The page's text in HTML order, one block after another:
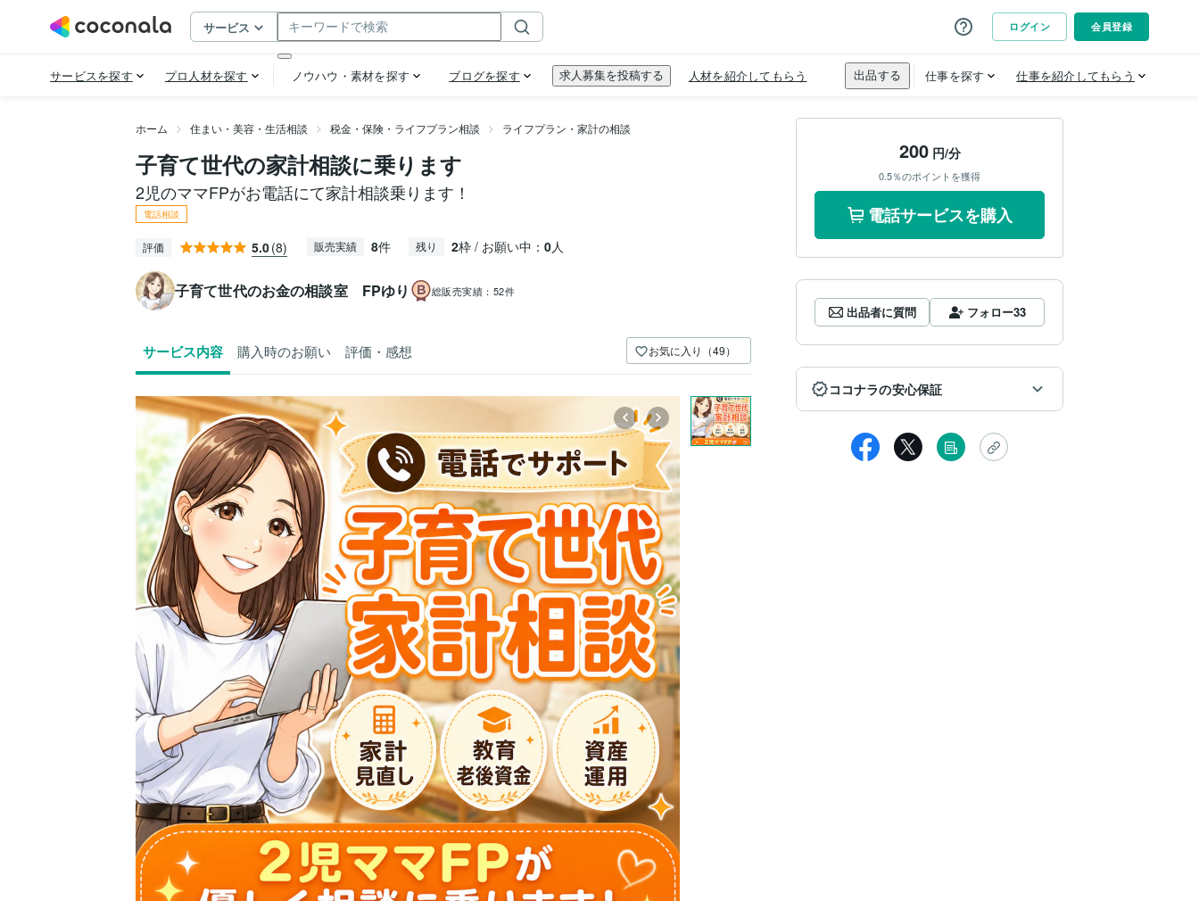
ホーム 住まい・美容・生活相談 税金・保険・ライフプラン相談 ライフプラン・家計の相談
子育て世代の家計相談に乗ります
2児のママFPがお電話にて家計相談乗ります！
電話相談
評価 5.0(8) 販売実績 8件 残り 2枠 / お願い中： 0人
子育て世代のお金の相談室 FPゆり 総販売実績： 52件
サービス内容 購入時のお願い 評価・感想 お気に入り（49）
200円/分
0.5％のポイントを獲得
電話サービスを購入
出品者に質問 フォロー33
ココナラの安心保証